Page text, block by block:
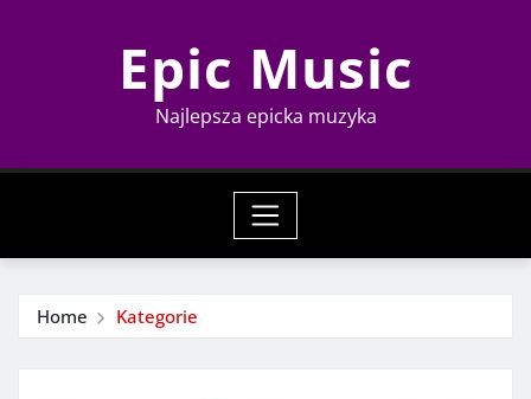
Epic Music
Najlepsza epicka muzyka
Home Kategorie